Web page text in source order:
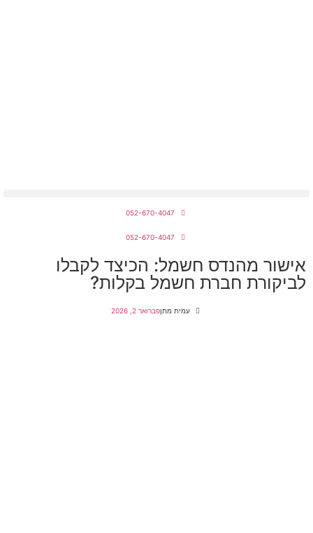
052-670-4047
052-670-4047
אישור מהנדס חשמל: הכיצד לקבלו
לביקורת חברת חשמל בקלות?
עמית מתןפברואר 2, 2026